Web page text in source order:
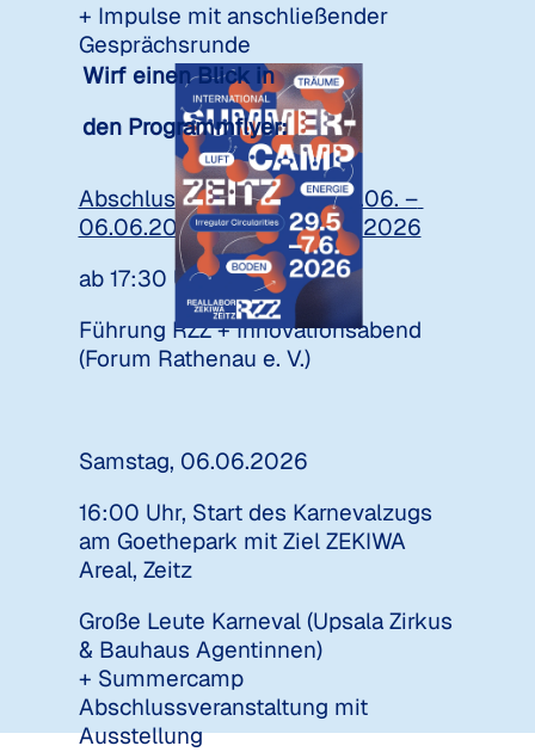
+ Impulse mit anschließender
Gesprächsrunde
Abschlusswochenende 05.06. –
06.06.2026 Freitag, 05.06.2026
ab 17:30 Uhr, ZEKIWA Areal
Führung RZZ + Innovationsabend
(Forum Rathenau e. V.)
Samstag, 06.06.2026
16:00 Uhr, Start des Karnevalzugs
am Goethepark mit Ziel ZEKIWA
Areal, Zeitz
Große Leute Karneval (Upsala Zirkus
& Bauhaus Agentinnen)
+ Summercamp
Abschlussveranstaltung mit
Ausstellung
Wirf einen Blick in
den Programmflyer: